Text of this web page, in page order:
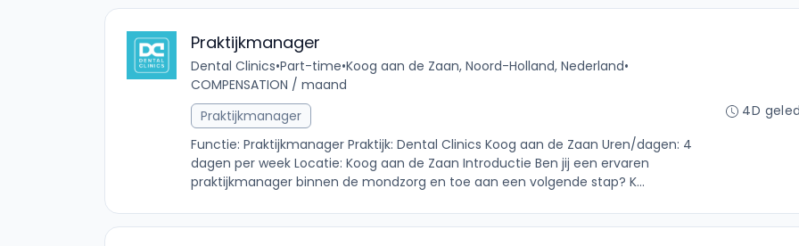
Praktijkmanager
Dental Clinics•Part-time•Koog aan de Zaan, Noord-Holland, Nederland•
COMPENSATION / maand
Praktijkmanager
Functie: Praktijkmanager Praktijk: Dental Clinics Koog aan de Zaan Uren/dagen: 4
dagen per week Locatie: Koog aan de Zaan Introductie Ben jij een ervaren
praktijkmanager binnen de mondzorg en toe aan een volgende stap? K...
4D